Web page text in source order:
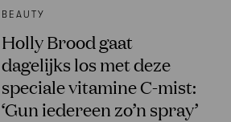
BEAUTY
Holly Brood gaat
dagelijks los met deze
speciale vitamine C-mist:
‘Gun iedereen zo’n spray’